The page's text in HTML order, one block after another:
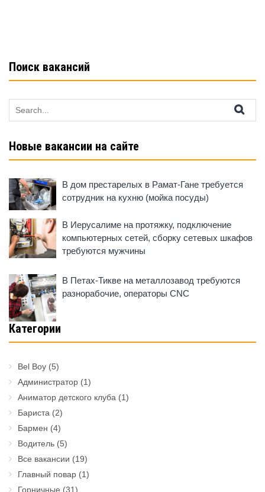
Поиск вакансий
for:
Новые вакансии на сайте
В дом престарелых в Рамат-Гане требуется
сотрудник на кухню (мойка посуды)
В Иерусалиме на протяжку, подключение
компьютерных сетей, сборку сетевых шкафов
требуются мужчины
В Петах-Тикве на металлозавод требуются
разнорабочие, операторы CNC
Категории
Bel Boy (5)
Администратор (1)
Аниматор детского клуба (1)
Бариста (2)
Бармен (4)
Водитель (5)
Все вакансии (19)
Главный повар (1)
Горничные (31)